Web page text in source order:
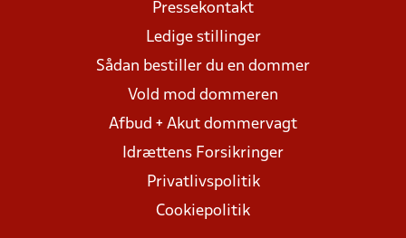
Pressekontakt
Ledige stillinger
Sådan bestiller du en dommer
Vold mod dommeren
Afbud + Akut dommervagt
Idrættens Forsikringer
Privatlivspolitik
Cookiepolitik